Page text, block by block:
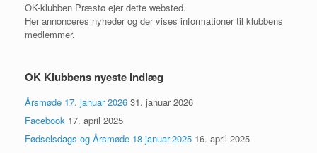
OK-klubben Præstø ejer dette websted.
Her annonceres nyheder og der vises informationer til klubbens
medlemmer.
OK Klubbens nyeste indlæg
Årsmøde 17. januar 2026 31. januar 2026
Facebook 17. april 2025
Fødselsdags og Årsmøde 18-januar-2025 16. april 2025